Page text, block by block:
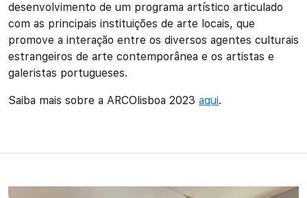
desenvolvimento de um programa artístico articulado
com as principais instituições de arte locais, que
promove a interação entre os diversos agentes culturais
estrangeiros de arte contemporânea e os artistas e
galeristas portugueses.
Saiba mais sobre a ARCOlisboa 2023 aqui.